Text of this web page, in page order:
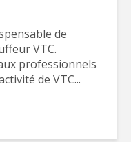
de
VTC.
professionnels
de VTC...